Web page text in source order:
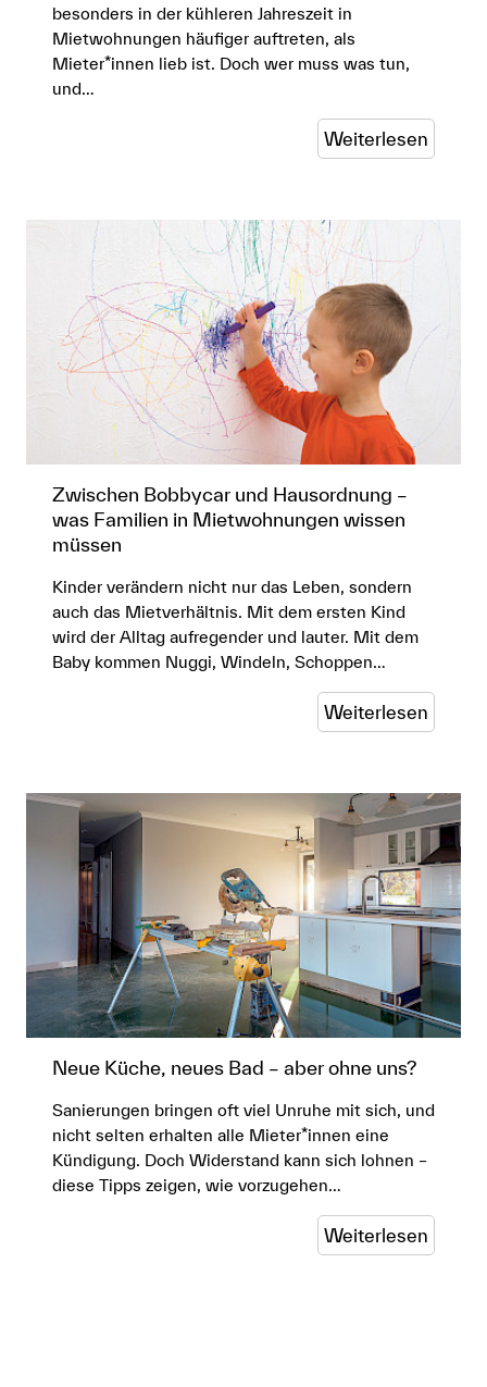
besonders in der kühleren Jahreszeit in
Mietwohnungen häufiger auftreten, als
Mieter*innen lieb ist. Doch wer muss was tun,
und…
Weiterlesen
Zwischen Bobbycar und Hausordnung –
was Familien in Mietwohnungen wissen
müssen
Kinder verändern nicht nur das Leben, sondern
auch das Mietverhältnis. Mit dem ersten Kind
wird der Alltag aufregender und lauter. Mit dem
Baby kommen Nuggi, Windeln, Schoppen…
Weiterlesen
Neue Küche, neues Bad – aber ohne uns?
Sanierungen bringen oft viel Unruhe mit sich, und
nicht selten erhalten alle Mieter*innen eine
Kündigung. Doch Widerstand kann sich lohnen –
diese Tipps zeigen, wie vorzugehen…
Weiterlesen